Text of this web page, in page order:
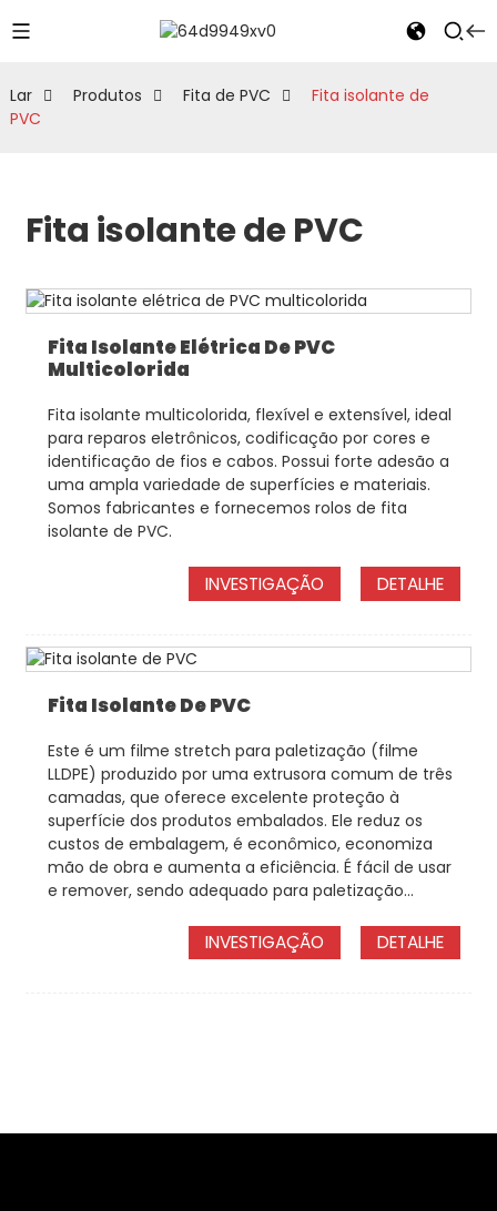
Lar Produtos Fita de PVC
Fita isolante de
PVC
Fita isolante de PVC
Fita Isolante Elétrica De PVC
Multicolorida
Fita isolante multicolorida, flexível e extensível, ideal
para reparos eletrônicos, codificação por cores e
identificação de fios e cabos. Possui forte adesão a
uma ampla variedade de superfícies e materiais.
Somos fabricantes e fornecemos rolos de fita
isolante de PVC.
INVESTIGAÇÃO DETALHE
Fita Isolante De PVC
Este é um filme stretch para paletização (filme
LLDPE) produzido por uma extrusora comum de três
camadas, que oferece excelente proteção à
superfície dos produtos embalados. Ele reduz os
custos de embalagem, é econômico, economiza
mão de obra e aumenta a eficiência. É fácil de usar
e remover, sendo adequado para paletização...
INVESTIGAÇÃO DETALHE